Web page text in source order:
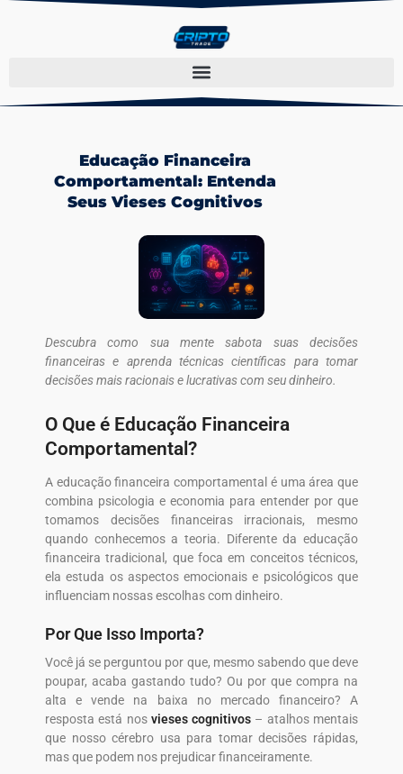
Educação Financeira
Comportamental: Entenda
Seus Vieses Cognitivos
Descubra como sua mente sabota suas decisões
financeiras e aprenda técnicas científicas para tomar
decisões mais racionais e lucrativas com seu dinheiro.
O Que é Educação Financeira
Comportamental?
A educação financeira comportamental é uma área que
combina psicologia e economia para entender por que
tomamos decisões financeiras irracionais, mesmo
quando conhecemos a teoria. Diferente da educação
financeira tradicional, que foca em conceitos técnicos,
ela estuda os aspectos emocionais e psicológicos que
influenciam nossas escolhas com dinheiro.
Por Que Isso Importa?
Você já se perguntou por que, mesmo sabendo que deve
poupar, acaba gastando tudo? Ou por que compra na
alta e vende na baixa no mercado financeiro? A
resposta está nos vieses cognitivos – atalhos mentais
que nosso cérebro usa para tomar decisões rápidas,
mas que podem nos prejudicar financeiramente.